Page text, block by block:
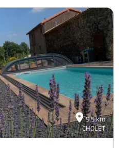
9.5 km
CHOLET